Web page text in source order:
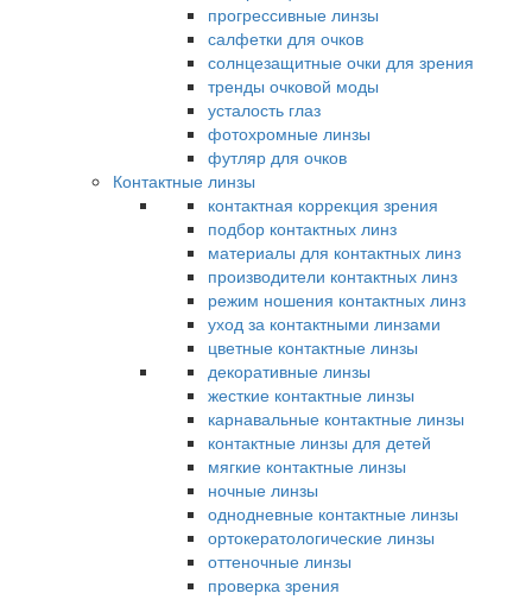
прогрессивные линзы
салфетки для очков
солнцезащитные очки для зрения
тренды очковой моды
усталость глаз
фотохромные линзы
футляр для очков
Контактные линзы
контактная коррекция зрения
подбор контактных линз
материалы для контактных линз
производители контактных линз
режим ношения контактных линз
уход за контактными линзами
цветные контактные линзы
декоративные линзы
жесткие контактные линзы
карнавальные контактные линзы
контактные линзы для детей
мягкие контактные линзы
ночные линзы
однодневные контактные линзы
ортокератологические линзы
оттеночные линзы
проверка зрения